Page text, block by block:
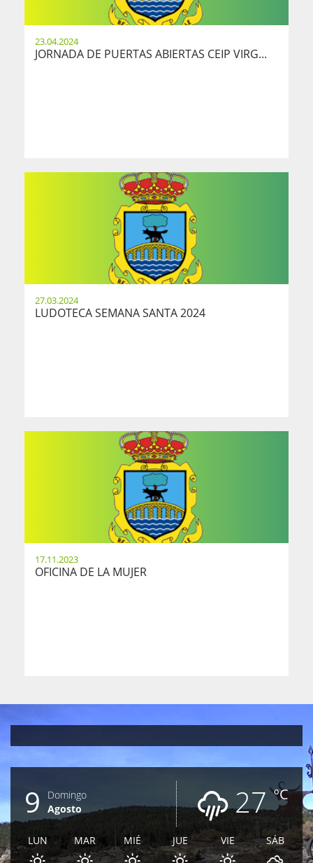
23.04.2024
JORNADA DE PUERTAS ABIERTAS CEIP VIRG...
27.03.2024
LUDOTECA SEMANA SANTA 2024
17.11.2023
OFICINA DE LA MUJER
ºC
27
9
Domingo
Agosto
LUN MAR MIÉ JUE VIE SÁB